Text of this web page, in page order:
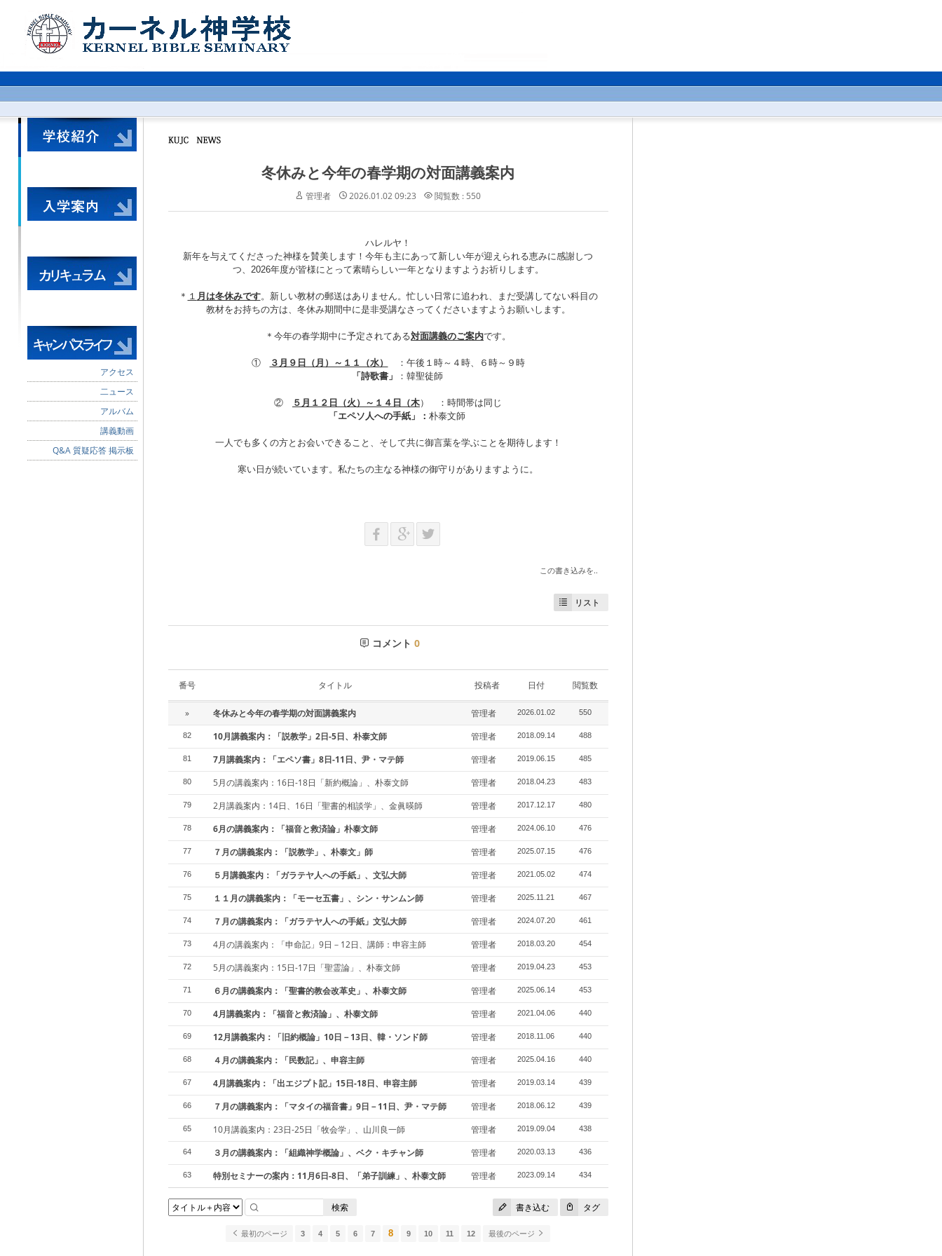
アクセス
二ュース
アルバム
講義動画
Q&A 質疑応答 掲示板
冬休みと今年の春学期の対面講義案内
管理者 2026.01.02 09:23 閲覧数 : 550
ハレルヤ！
新年を与えてくださった神様を賛美します！今年も主にあって新しい年が迎えられる恵みに感謝しつ
つ、2026年度が皆様にとって素晴らしい一年となりますようお祈りします。
＊ １ 月は冬休みです。新しい教材の郵送はありません。忙しい日常に追われ、まだ受講してない科目の
教材をお持ちの方は、冬休み期間中に是非受講なさってくださいますようお願いします。
＊今年の春学期中に予定されてある対面講義のご案内です。
① ３月９日（月）～１１（水）
：午後１時～４時、６時～９時
「詩歌書」
：韓聖徒師
② ５月１２日（火）～１４日（木） ：時間帯は同じ
「エペソ人への手紙」： 朴泰文師
一人でも多くの方とお会いできること、そして共に御言葉を学ぶことを期待します！
寒い日が続いています。私たちの主なる神様の御守りがありますように。
この書き込みを..
リスト
コメント 0
番号 タイトル 投稿者 日付 閲覧数
» 冬休みと今年の春学期の対面講義案内 管理者 2026.01.02 550
82 10月講義案内：「説教学」2日-5日、朴泰文師 管理者 2018.09.14 488
81 7月講義案内：「エペソ書」8日-11日、尹・マテ師 管理者 2019.06.15 485
80 5月の講義案内：16日-18日「新約概論」、朴泰文師 管理者 2018.04.23 483
79 2月講義案内：14日、16日「聖書的相談学」、金眞暎師 管理者 2017.12.17 480
78 6月の講義案内：「福音と救済論」朴泰文師 管理者 2024.06.10 476
77 ７月の講義案内：「説教学」、朴泰文」師 管理者 2025.07.15 476
76 ５月講義案内：「ガラテヤ人への手紙」、文弘大師 管理者 2021.05.02 474
75 １１月の講義案内：「モーセ五書」、シン・サンムン師 管理者 2025.11.21 467
74 ７月の講義案内：「ガラテヤ人への手紙」文弘大師 管理者 2024.07.20 461
73 4月の講義案内：「申命記」9日－12日、講師：申容主師 管理者 2018.03.20 454
72 5月の講義案内：15日-17日「聖霊論」、朴泰文師 管理者 2019.04.23 453
71 ６月の講義案内：「聖書的教会改革史」、朴泰文師 管理者 2025.06.14 453
70 4月講義案内：「福音と救済論」、朴泰文師 管理者 2021.04.06 440
69 12月講義案内：「旧約概論」10日－13日、韓・ソンド師 管理者 2018.11.06 440
68 ４月の講義案内：「民数記」、申容主師 管理者 2025.04.16 440
67 4月講義案内：「出エジプト記」15日-18日、申容主師 管理者 2019.03.14 439
66 ７月の講義案内：「マタイの福音書」9日－11日、尹・マテ師 管理者 2018.06.12 439
65 10月講義案内：23日-25日「牧会学」、山川良一師 管理者 2019.09.04 438
64 ３月の講義案内：「組織神学概論」、ベク・キチャン師 管理者 2020.03.13 436
63 特別セミナーの案内：11月6日-8日、「弟子訓練」、朴泰文師 管理者 2023.09.14 434
書き込む タグ
検索
最初のページ 3 4 5 6 7 8 9 10 11 12 最後のページ